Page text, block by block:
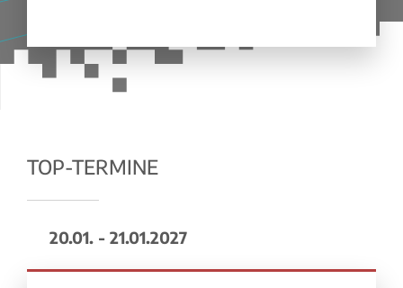
TOP-TERMINE
20.01. - 21.01.2027